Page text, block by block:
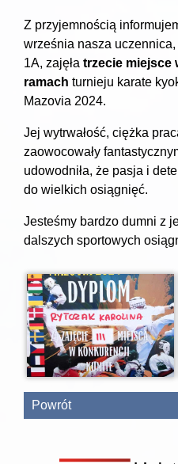
Z przyjemnością
września nasza uczennica,
1A, zajęła trzecie miejsce
ramach turnieju karate
Mazovia 2024.
Jej wytrwałość, ciężka
zaowocowały
udowodniła, że pasja i
do wielkich osiągnięć.
Jesteśmy bardzo dumni z
dalszych sportowych
Powrót